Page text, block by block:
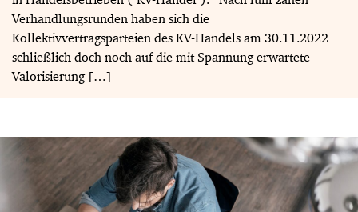
Verhandlungsrunden haben sich die
Kollektivvertragsparteien des KV-Handels am 30.11.2022
schließlich doch noch auf die mit Spannung erwartete
Valorisierung […]